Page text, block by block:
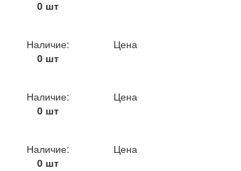
0 шт
Наличие:
0 шт
Цена
Наличие:
0 шт
Цена
Наличие:
0 шт
Цена